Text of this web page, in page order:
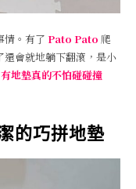
情。有了 Pato Pato 爬
會就地躺下翻滾，是小
有地墊真的不怕碰碰撞
的巧拼地墊